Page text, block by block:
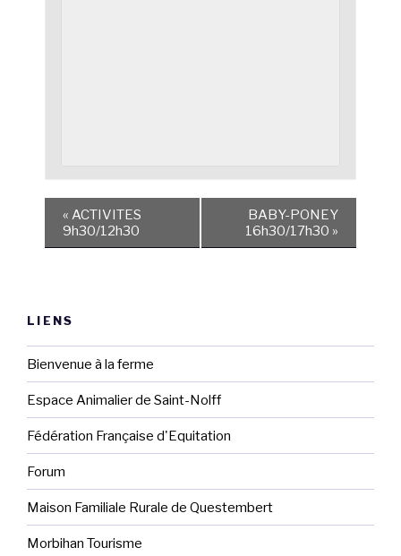
« ACTIVITES
9h30/12h30
BABY-PONEY
16h30/17h30 »
LIENS
Bienvenue à la ferme
Espace Animalier de Saint-Nolff
Fédération Française d'Equitation
Forum
Maison Familiale Rurale de Questembert
Morbihan Tourisme